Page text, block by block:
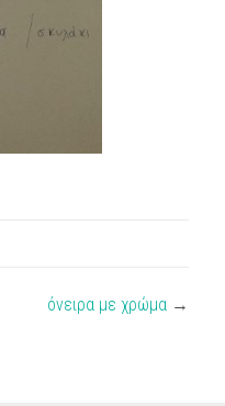
όνειρα με χρώμα →